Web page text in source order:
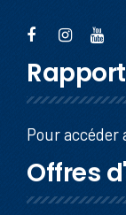
Pour
Offres